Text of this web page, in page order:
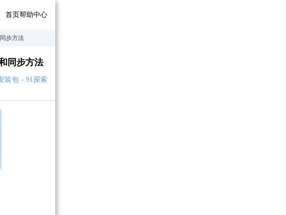
首页帮助中心
步方法
同步方法
装包 - 91探索